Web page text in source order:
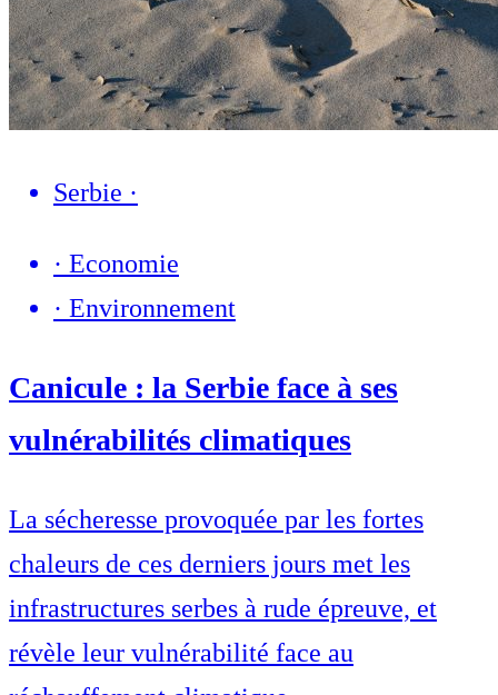
Serbie ·
· Economie
· Environnement
Canicule : la Serbie face à ses
vulnérabilités climatiques
La sécheresse provoquée par les fortes
chaleurs de ces derniers jours met les
infrastructures serbes à rude épreuve, et
révèle leur vulnérabilité face au